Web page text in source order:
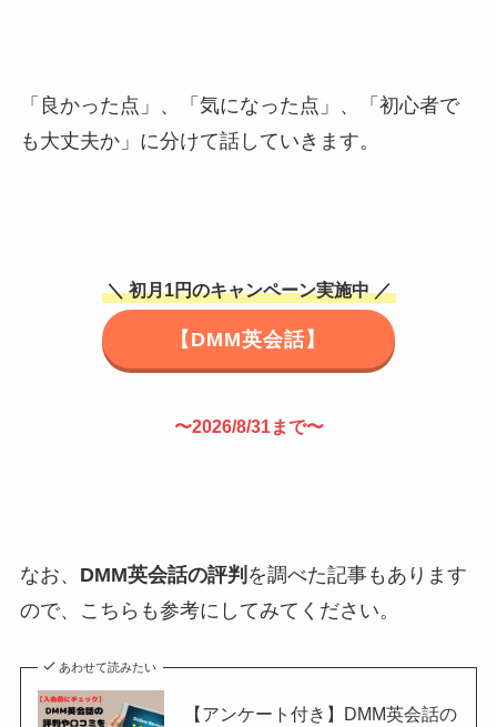
「良かった点」、「気になった点」、「初心者で
も大丈夫か」に分けて話していきます。
＼ 初月1円のキャンペーン実施中 ／
【DMM英会話】
〜2026/8/31まで〜
なお、 DMM英会話の評判 を調べた記事もあります
ので、こちらも参考にしてみてください。
あわせて読みたい
【アンケート付き】DMM英会話の